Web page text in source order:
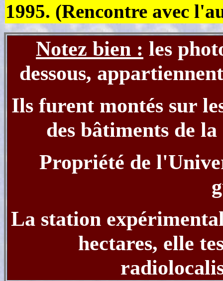
1995. (Rencontre avec
Notez bien : les
dessous,
Ils furent montés sur
des bâtiments de
Propriété de
La station
hectares, elle